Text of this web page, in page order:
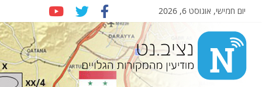
יום חמישי, אוגוסט 6, 2026
Nziv.net
מודיעין
מהמקורות